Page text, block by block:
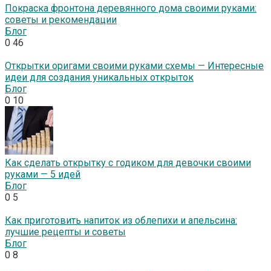
Покраска фронтона деревянного дома своими руками:
советы и рекомендации
Блог
0 46
Открытки оригами своими руками схемы — Интересные
идеи для создания уникальных открыток
Блог
0 10
Как сделать открытку с годиком для девочки своими
руками — 5 идей
Блог
0 5
Как приготовить напиток из облепихи и апельсина:
лучшие рецепты и советы
Блог
0 8